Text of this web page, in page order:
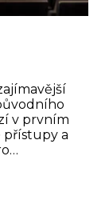
v prvním
přístupy a